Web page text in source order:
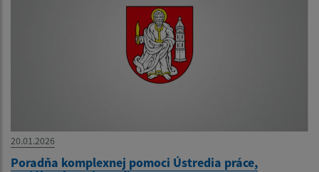
20.01.2026
Poradňa komplexnej pomoci Ústredia práce,